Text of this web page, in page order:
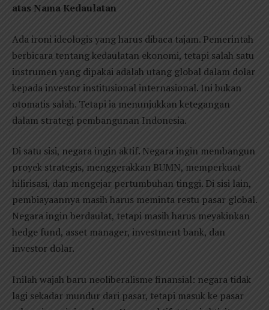
atas Nama Kedaulatan
Ada ironi ideologis yang harus dibaca tajam. Pemerintah
berbicara tentang kedaulatan ekonomi, tetapi salah satu
instrumen yang dipakai adalah utang global dalam dolar
kepada investor institusional internasional. Ini bukan
otomatis salah. Tetapi ia menunjukkan ketegangan
dalam strategi pembangunan Indonesia.
Di satu sisi, negara ingin aktif. Negara ingin membangun
proyek strategis, menggerakkan BUMN, memperkuat
hilirisasi, dan mengejar pertumbuhan tinggi. Di sisi lain,
pembiayaannya masih harus meminta restu pasar global.
Negara ingin berdaulat, tetapi masih harus meyakinkan
hedge fund, asset manager, investment bank, dan
investor dolar.
Inilah wajah baru neoliberalisme finansial: negara tidak
lagi sekadar mundur dari pasar, tetapi masuk ke pasar